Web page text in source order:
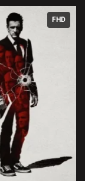
FHD